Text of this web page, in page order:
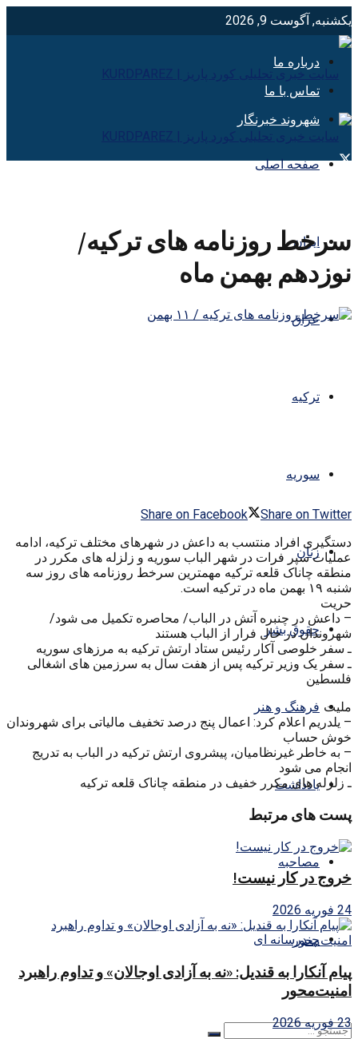
یکشنبه, آگوست 9, 2026
درباره ما
تماس با ما
شهروند خبرنگار
صفحه اصلی
ایران
عراق
ترکیه
سوریه
زنان
حقوق بشر
فرهنگ و هنر
یادداشت
مصاحبه
چندرسانه ای
سرخط روزنامه های ترکیه/
نوزدهم بهمن ماه
Share on Facebook
Share on Twitter
دستگیری افراد منتسب به داعش در شهرهای مختلف ترکیه، ادامه
عملیات سپر فرات در شهر الباب سوریه و زلزله های مکرر در
منطقه چاناک قلعه ترکیه مهمترین سرخط روزنامه های روز سه
شنبه ۱۹ بهمن ماه در ترکیه است.
حریت
– داعش در چنبره آتش در الباب/ محاصره تکمیل می شود/
شهروندان در حال فرار از الباب هستند
ـ سفر خلوصی آکار رئیس ستاد ارتش ترکیه به مرزهای سوریه
ـ سفر یک وزیر ترکیه پس از هفت سال به سرزمین های اشغالی
فلسطین
ملیت
– یلدریم اعلام کرد: اعمال پنج درصد تخفیف مالیاتی برای شهروندان
خوش حساب
– به خاطر غیرنظامیان، پیشروی ارتش ترکیه در الباب به تدریج
انجام می شود
ـ زلزله های مکرر خفیف در منطقه چاناک قلعه ترکیه
پست های مرتبط
خروج در کار نیست!
24 فوریه 2026
پیام آنکارا به قندیل: «نه به آزادی اوجالان» و تداوم راهبرد
امنیت‌محور
23 فوریه 2026